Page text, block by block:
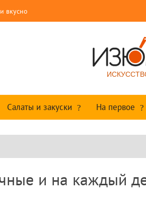
вкусно
Салаты и закуски На первое
и на каждый